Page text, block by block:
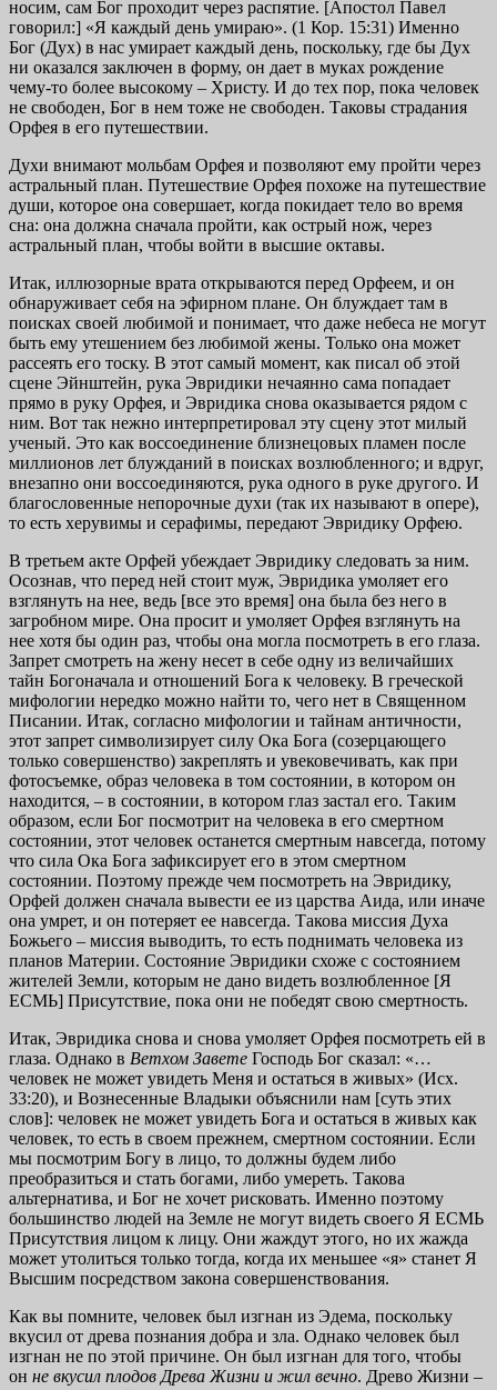
носим, сам Бог проходит через распятие. [Апостол Павел
говорил:] «Я каждый день умираю». (1 Кор. 15:31) Именно
Бог (Дух) в нас умирает каждый день, поскольку, где бы Дух
ни оказался заключен в форму, он дает в муках рождение
чему-то более высокому – Христу. И до тех пор, пока человек
не свободен, Бог в нем тоже не свободен. Таковы страдания
Орфея в его путешествии.
Духи внимают мольбам Орфея и позволяют ему пройти через
астральный план. Путешествие Орфея похоже на путешествие
души, которое она совершает, когда покидает тело во время
сна: она должна сначала пройти, как острый нож, через
астральный план, чтобы войти в высшие октавы.
Итак, иллюзорные врата открываются перед Орфеем, и он
обнаруживает себя на эфирном плане. Он блуждает там в
поисках своей любимой и понимает, что даже небеса не могут
быть ему утешением без любимой жены. Только она может
рассеять его тоску. В этот самый момент, как писал об этой
сцене Эйнштейн, рука Эвридики нечаянно сама попадает
прямо в руку Орфея, и Эвридика снова оказывается рядом с
ним. Вот так нежно интерпретировал эту сцену этот милый
ученый. Это как воссоединение близнецовых пламен после
миллионов лет блужданий в поисках возлюбленного; и вдруг,
внезапно они воссоединяются, рука одного в руке другого. И
благословенные непорочные духи (так их называют в опере),
то есть херувимы и серафимы, передают Эвридику Орфею.
В третьем акте Орфей убеждает Эвридику следовать за ним.
Осознав, что перед ней стоит муж, Эвридика умоляет его
взглянуть на нее, ведь [все это время] она была без него в
загробном мире. Она просит и умоляет Орфея взглянуть на
нее хотя бы один раз, чтобы она могла посмотреть в его глаза.
Запрет смотреть на жену несет в себе одну из величайших
тайн Богоначала и отношений Бога к человеку. В греческой
мифологии нередко можно найти то, чего нет в Священном
Писании. Итак, согласно мифологии и тайнам античности,
этот запрет символизирует силу Ока Бога (созерцающего
только совершенство) закреплять и увековечивать, как при
фотосъемке, образ человека в том состоянии, в котором он
находится, – в состоянии, в котором глаз застал его. Таким
образом, если Бог посмотрит на человека в его смертном
состоянии, этот человек останется смертным навсегда, потому
что сила Ока Бога зафиксирует его в этом смертном
состоянии. Поэтому прежде чем посмотреть на Эвридику,
Орфей должен сначала вывести ее из царства Аида, или иначе
она умрет, и он потеряет ее навсегда. Такова миссия Духа
Божьего – миссия выводить, то есть поднимать человека из
планов Материи. Состояние Эвридики схоже с состоянием
жителей Земли, которым не дано видеть возлюбленное [Я
ЕСМЬ] Присутствие, пока они не победят свою смертность.
Итак, Эвридика снова и снова умоляет Орфея посмотреть ей в
глаза. Однако в Ветхом Завете Господь Бог сказал: «…
человек не может увидеть Меня и остаться в живых» (Исх.
33:20), и Вознесенные Владыки объяснили нам [суть этих
слов]: человек не может увидеть Бога и остаться в живых как
человек, то есть в своем прежнем, смертном состоянии. Если
мы посмотрим Богу в лицо, то должны будем либо
преобразиться и стать богами, либо умереть. Такова
альтернатива, и Бог не хочет рисковать. Именно поэтому
большинство людей на Земле не могут видеть своего Я ЕСМЬ
Присутствия лицом к лицу. Они жаждут этого, но их жажда
может утолиться только тогда, когда их меньшее «я» станет Я
Высшим посредством закона совершенствования.
Как вы помните, человек был изгнан из Эдема, поскольку
вкусил от древа познания добра и зла. Однако человек был
изгнан не по этой причине. Он был изгнан для того, чтобы
он не вкусил плодов Древа Жизни и жил вечно. Древо Жизни –